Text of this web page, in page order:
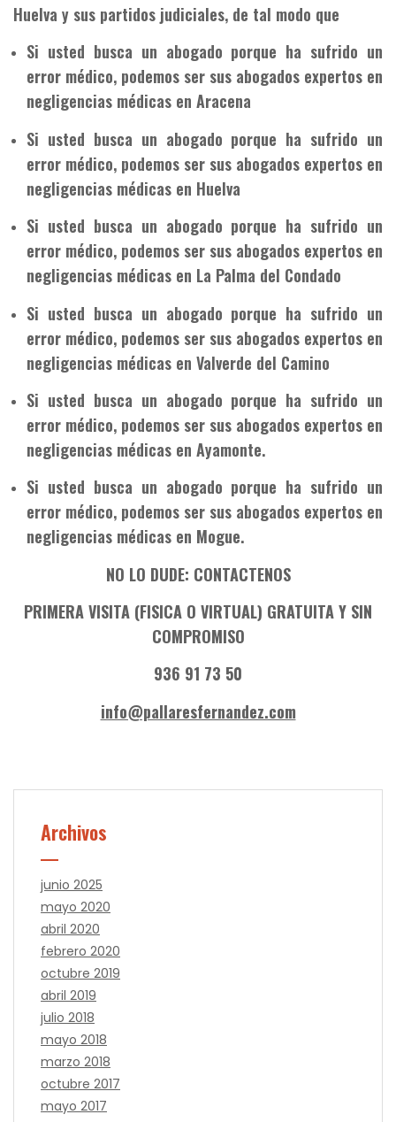
Huelva y sus partidos judiciales, de tal modo que
Si usted busca un abogado porque ha sufrido un
error médico, podemos ser sus abogados expertos en
negligencias médicas en Aracena
Si usted busca un abogado porque ha sufrido un
error médico, podemos ser sus abogados expertos en
negligencias médicas en Huelva
Si usted busca un abogado porque ha sufrido un
error médico, podemos ser sus abogados expertos en
negligencias médicas en La Palma del Condado
Si usted busca un abogado porque ha sufrido un
error médico, podemos ser sus abogados expertos en
negligencias médicas en Valverde del Camino
Si usted busca un abogado porque ha sufrido un
error médico, podemos ser sus abogados expertos en
negligencias médicas en Ayamonte.
Si usted busca un abogado porque ha sufrido un
error médico, podemos ser sus abogados expertos en
negligencias médicas en Mogue.
NO LO DUDE: CONTACTENOS
PRIMERA VISITA (FISICA O VIRTUAL) GRATUITA Y SIN
COMPROMISO
936 91 73 50
info@pallaresfernandez.com
Archivos
junio 2025
mayo 2020
abril 2020
febrero 2020
octubre 2019
abril 2019
julio 2018
mayo 2018
marzo 2018
octubre 2017
mayo 2017